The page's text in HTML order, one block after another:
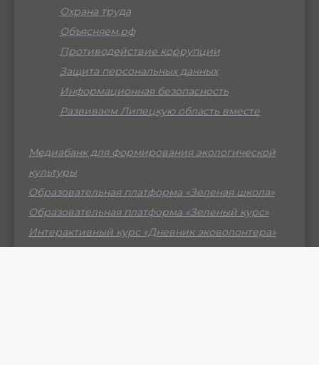
Охрана труда
Объясняем.рф
Противодействие коррупции
Защита персональных данных
Информационная безопасность
Развиваем Липецкую область вместе
Медиабанк для формирования экологической
культуры
Образовательная платформа «Зеленая школа»
Образовательная платформа «Зеленый курс»
Интерактивный курс «Дневник эковолонтера»